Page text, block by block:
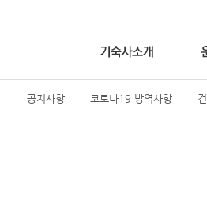
공지사항 코로나19 방역사항